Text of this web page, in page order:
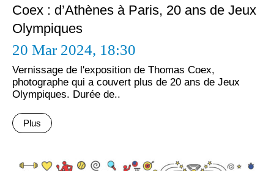
Coex : d’Athènes à Paris, 20 ans de Jeux
Olympiques
20 Mar 2024, 18:30
Vernissage de l'exposition de Thomas Coex,
photographe qui a couvert plus de 20 ans de Jeux
Olympiques. Durée de..
Plus